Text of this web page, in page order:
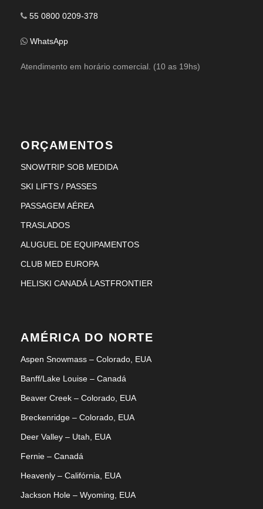
55 0800 0209-378
WhatsApp
Atendimento em horário comercial. (10 as 19hs)
ORÇAMENTOS
SNOWTRIP SOB MEDIDA
SKI LIFTS / PASSES
PASSAGEM AÉREA
TRASLADOS
ALUGUEL DE EQUIPAMENTOS
CLUB MED EUROPA
HELISKI CANADÁ LASTFRONTIER
AMÉRICA DO NORTE
Aspen Snowmass – Colorado, EUA
Banff/Lake Louise – Canadá
Beaver Creek – Colorado, EUA
Breckenridge – Colorado, EUA
Deer Valley – Utah, EUA
Fernie – Canadá
Heavenly – Califórnia, EUA
Jackson Hole – Wyoming, EUA